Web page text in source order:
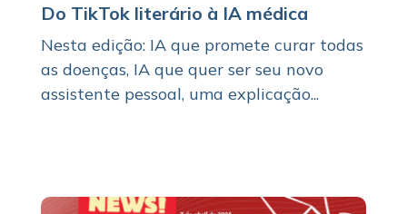
Do TikTok literário à IA médica
Nesta edição: IA que promete curar todas
as doenças, IA que quer ser seu novo
assistente pessoal, uma explicação...